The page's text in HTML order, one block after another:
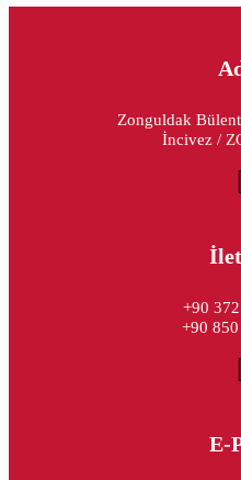
Zonguldak
İncivez /
+90
+90
E-